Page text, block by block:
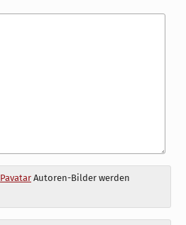
PavatarAutoren-Bilder werden